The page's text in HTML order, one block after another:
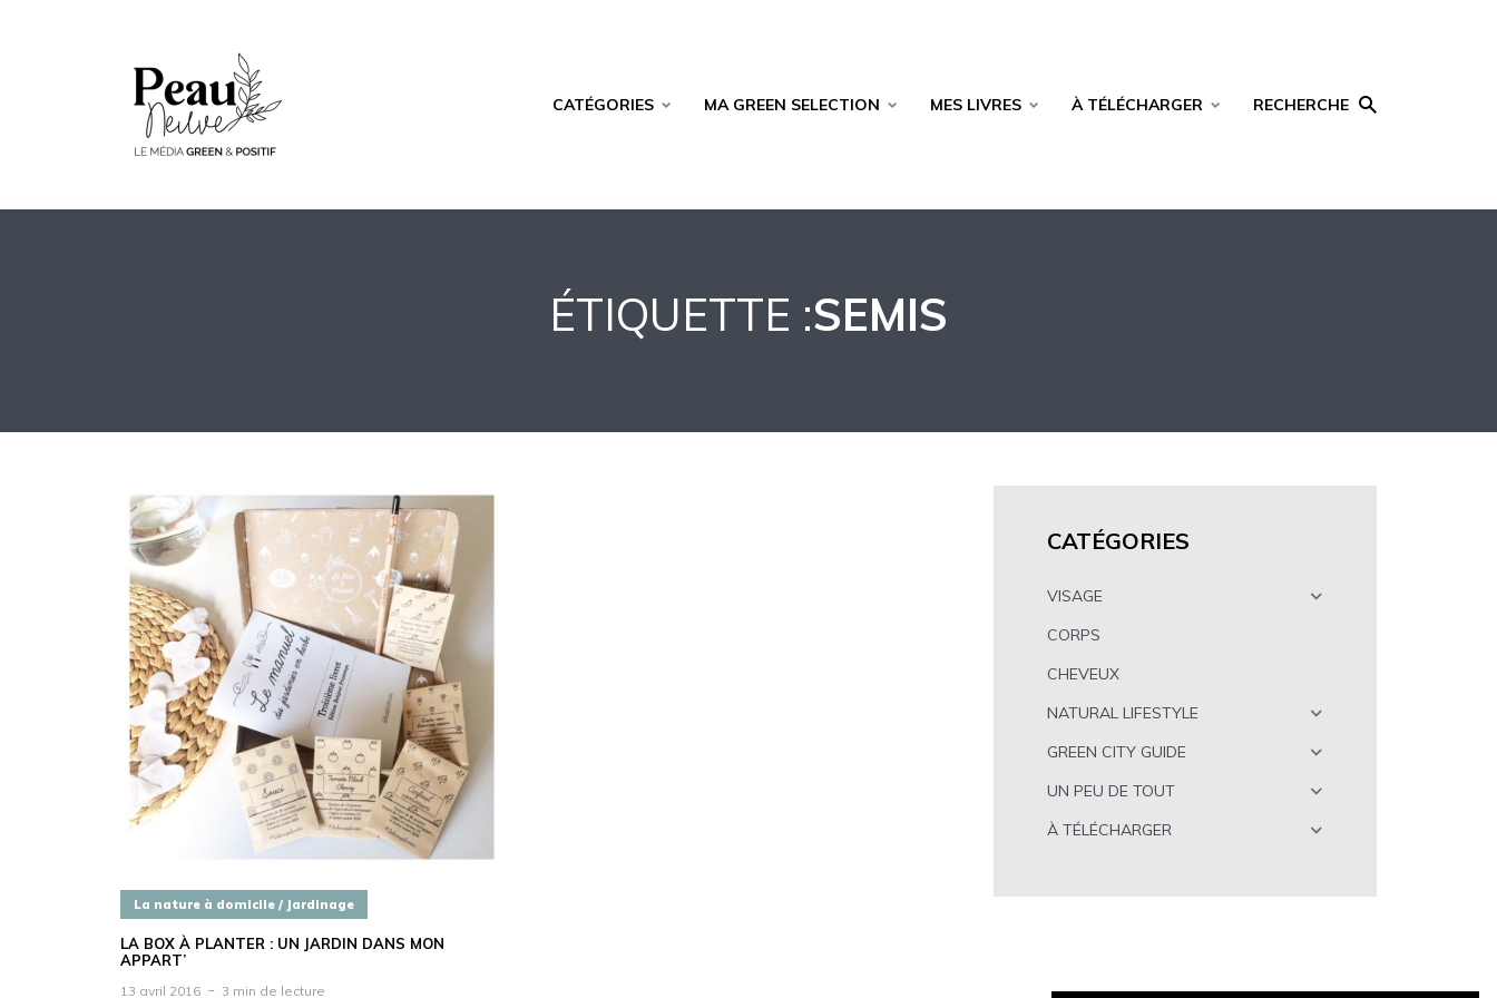
CATÉGORIES MA GREEN SELECTION MES LIVRES À TÉLÉCHARGER RECHERCHE
ÉTIQUETTE :SEMIS
La nature à domicile / Jardinage
LA BOX À PLANTER : UN JARDIN DANS MON
APPART’
13 avril 2016 3 min de lecture
CATÉGORIES
VISAGE
CORPS
CHEVEUX
NATURAL LIFESTYLE
GREEN CITY GUIDE
UN PEU DE TOUT
À TÉLÉCHARGER